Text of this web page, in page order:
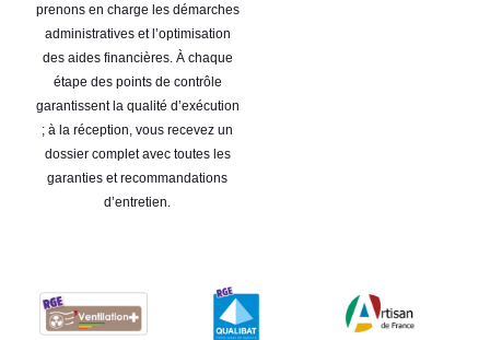
prenons en charge les démarches
administratives et l’optimisation
des aides financières. À chaque
étape des points de contrôle
garantissent la qualité d’exécution
; à la réception, vous recevez un
dossier complet avec toutes les
garanties et recommandations
d’entretien.